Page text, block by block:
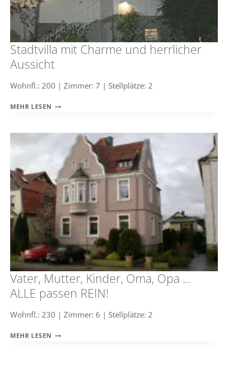
Stadtvilla mit Charme und herrlicher
Aussicht
Wohnfl.: 200 | Zimmer: 7 | Stellplätze: 2
MEHR LESEN STADTVILLA
UND
HERRLICHER
AUSSICHT
Vater, Mutter, Kinder, Oma, Opa …
ALLE passen REIN!
Wohnfl.: 230 | Zimmer: 6 | Stellplätze: 2
MEHR LESEN VATER,